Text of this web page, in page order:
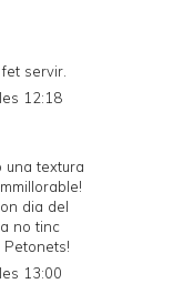
servir.
12:18
una textura
dia del
no tinc
13:00